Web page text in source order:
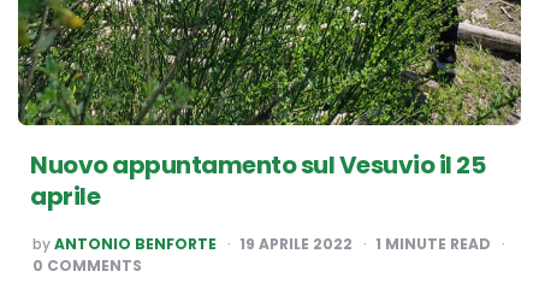
Nuovo appuntamento sul Vesuvio il 25
aprile
POSTED
BY
byANTONIO BENFORTE 19 APRILE 2022 1 MINUTE READ
0 COMMENTS